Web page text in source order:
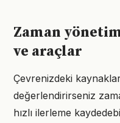
Zaman
ve araçlar
Çevrenizdeki
değerlendirirseniz
hızlı ilerleme